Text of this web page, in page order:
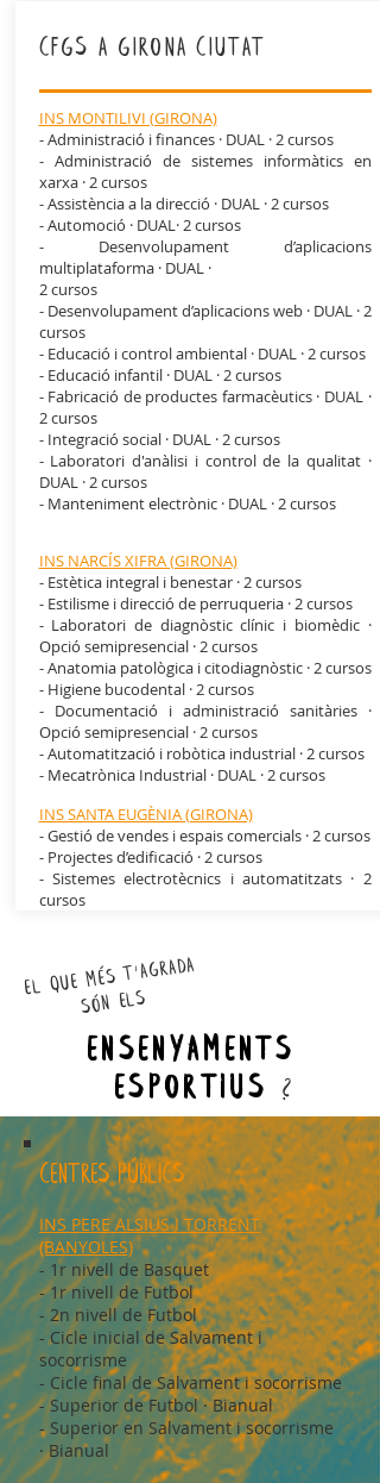
cfgs a girona ciutat
INS MONTILIVI (GIRONA)
- Administració i finances · DUAL · 2 cursos
- Administració de sistemes informàtics en
xarxa ·2 cursos
- Assistència a la direcció · DUAL · 2 cursos
- Automoció · DUAL· 2 cursos
- Desenvolupament d’aplicacions
multiplataforma · DUAL ·
2 cursos
- Desenvolupament d’aplicacions web · DUAL · 2
cursos
- Educació i control ambiental · DUAL · 2 cursos
- Educació infantil · DUAL · 2 cursos
- Fabricació de productes farmacèutics · DUAL ·
2 cursos
- Integració social · DUAL · 2 cursos
- Laboratori d'anàlisi i control de la qualitat ·
DUAL · 2 cursos
- Manteniment electrònic · DUAL · 2 cursos
INS NARCÍS XIFRA (GIRONA)
- Estètica integral i benestar · 2 cursos
- Estilisme i direcció de perruqueria · 2 cursos
- Laboratori de diagnòstic clínic i biomèdic ·
Opció semipresencial · 2 cursos
- Anatomia patològica i citodiagnòstic · 2 cursos
- Higiene bucodental · 2 cursos
- Documentació i administració sanitàries ·
Opció semipresencial · 2 cursos
- Automatització i robòtica industrial · 2 cursos
- Mecatrònica Industrial · DUAL · 2 cursos
INS SANTA EUGÈNIA (GIRONA)
- Gestió de vendes i espais comercials · 2 cursos
- Projectes d’edificació · 2 cursos
- Sistemes electrotècnics i automatitzats · 2
cursos
el que més t'agrada
són els
ensenyaments
esportius ?
CENTRES PÚBLICS
INS PERE ALSIUS I TORRENT
(BANYOLES)
- 1r nivell de Basquet
- 1r nivell de Futbol
- 2n nivell de Futbol
- Cicle inicial de Salvament i
socorrisme
- Cicle final de Salvament i socorrisme
- Superior de Futbol · Bianual
- Superior en Salvament i socorrisme
· Bianual